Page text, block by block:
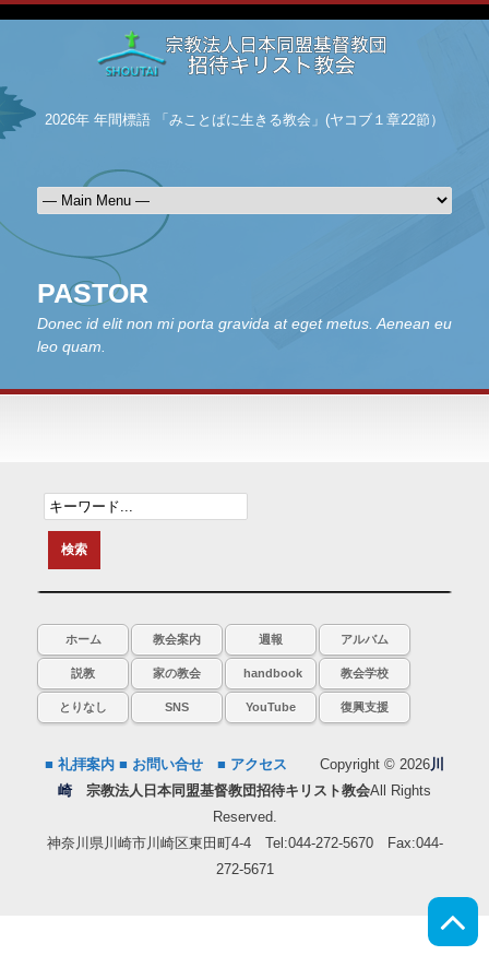
2026年 年間標語 「みことばに生きる教会」(ヤコブ１章22節）
PASTOR
Donec id elit non mi porta gravida at eget metus. Aenean eu
leo quam.
ホーム 教会案内 週報 アルバム
説教 家の教会 handbook 教会学校
とりなし SNS YouTube 復興支援
■ 礼拝案内 ■ お問い合せ ■ アクセス Copyright © 2026川
崎
宗教法人日本同盟基督教団招待キリスト教会All Rights
Reserved.
神奈川県川崎市川崎区東田町4-4 Tel:044-272-5670 Fax:044-
272-5671